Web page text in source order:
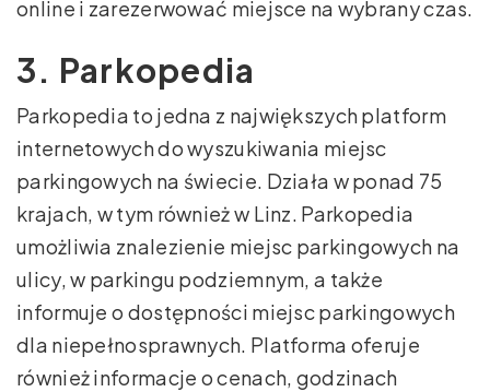
online i zarezerwować miejsce na wybrany czas.
3. Parkopedia
Parkopedia to jedna z największych platform
internetowych do wyszukiwania miejsc
parkingowych na świecie. Działa w ponad 75
krajach, w tym również w Linz. Parkopedia
umożliwia znalezienie miejsc parkingowych na
ulicy, w parkingu podziemnym, a także
informuje o dostępności miejsc parkingowych
dla niepełnosprawnych. Platforma oferuje
również informacje o cenach, godzinach